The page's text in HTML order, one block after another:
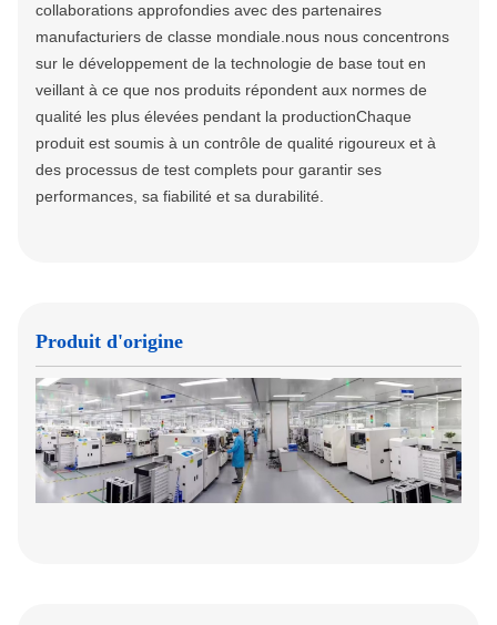
collaborations approfondies avec des partenaires
manufacturiers de classe mondiale.nous nous concentrons
sur le développement de la technologie de base tout en
veillant à ce que nos produits répondent aux normes de
qualité les plus élevées pendant la productionChaque
produit est soumis à un contrôle de qualité rigoureux et à
des processus de test complets pour garantir ses
performances, sa fiabilité et sa durabilité.
Produit d'origine